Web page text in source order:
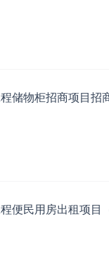
储物柜招商项目招
便民用房出租项目